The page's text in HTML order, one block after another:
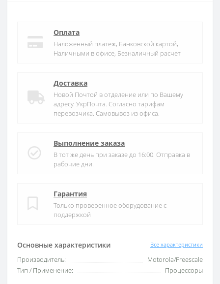
Основные характеристики Все характеристики
Производитель:
Motorola/Freescale
Тип / Применение:
Процессоры
Оплата
Наложенный платеж, Банковской картой,
Наличными в офисе, Безналичный расчет
Доставка
Новой Почтой в отделение или по Вашему
адресу. УкрПочта. Согласно тарифам
перевозчика. Самовывоз из офиса.
Выполнение заказа
В тот же день при заказе до 16:00. Отправка в
рабочие дни.
Гарантия
Только проверенное оборудование с
поддержкой